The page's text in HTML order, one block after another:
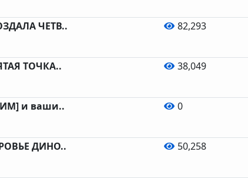
ЧЕТВ.. 82,293
ТОЧКА.. 38,049
и ваши.. 0
ДИНО.. 50,258